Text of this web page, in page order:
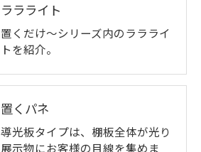
ララライト
置くだけ～シリーズ内のララライ
トを紹介。
置くパネ
導光板タイプは、棚板全体が光り
展示物にお客様の目線を集めま